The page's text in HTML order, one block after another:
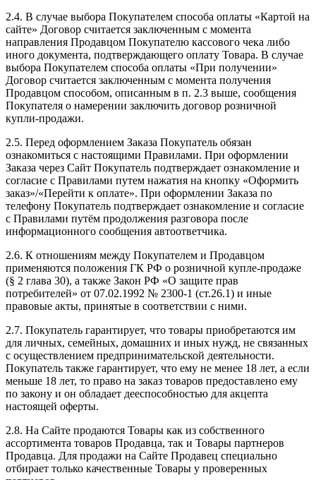
2.4. В случае выбора Покупателем способа оплаты «Картой на
сайте» Договор считается заключенным с момента
направления Продавцом Покупателю кассового чека либо
иного документа, подтверждающего оплату Товара. В случае
выбора Покупателем способа оплаты «При получении»
Договор считается заключенным с момента получения
Продавцом способом, описанным в п. 2.3 выше, сообщения
Покупателя о намерении заключить договор розничной
купли-продажи.
2.5. Перед оформлением Заказа Покупатель обязан
ознакомиться с настоящими Правилами. При оформлении
Заказа через Сайт Покупатель подтверждает ознакомление и
согласие с Правилами путем нажатия на кнопку «Оформить
заказ»/«Перейти к оплате». При оформлении Заказа по
телефону Покупатель подтверждает ознакомление и согласие
с Правилами путём продолжения разговора после
информационного сообщения автоответчика.
2.6. К отношениям между Покупателем и Продавцом
применяются положения ГК РФ о розничной купле-продаже
(§ 2 глава 30), а также Закон РФ «О защите прав
потребителей» от 07.02.1992 № 2300-1 (ст.26.1) и иные
правовые акты, принятые в соответствии с ними.
2.7. Покупатель гарантирует, что товары приобретаются им
для личных, семейных, домашних и иных нужд, не связанных
с осуществлением предпринимательской деятельности.
Покупатель также гарантирует, что ему не менее 18 лет, а если
меньше 18 лет, то право на заказ товаров предоставлено ему
по закону и он обладает дееспособностью для акцепта
настоящей оферты.
2.8. На Сайте продаются Товары как из собственного
ассортимента товаров Продавца, так и Товары партнеров
Продавца. Для продажи на Сайте Продавец специально
отбирает только качественные Товары у проверенных